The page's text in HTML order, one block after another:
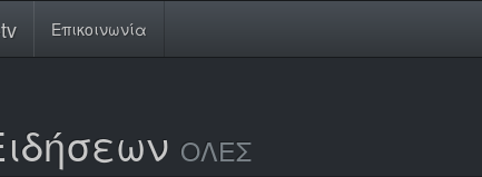
Επικοινωνία
ΟΛΕΣ